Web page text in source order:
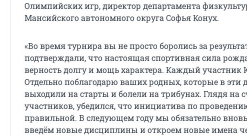
Олимпийских игр, директор департамента
Мансийского автономного округа Софья Конух.
«Во время турнира вы не просто боролись за
подтверждали, что настоящая спортивная сила
верность долгу и мощь характера. Каждый участник
Отдельно поблагодарю ваших родных, которые в эти
выходили на старты и болели на трибунах. Глядя на
участников, убедился, что инициатива по
правильной. В следующем году мы обязательно
введём новые дисциплины и откроем новые имена